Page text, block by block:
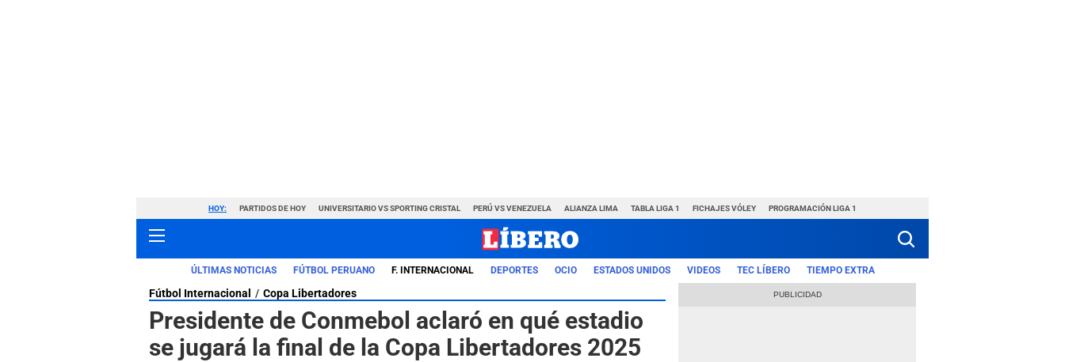
HOY: PARTIDOS DE HOY UNIVERSITARIO VS SPORTING CRISTAL PERÚ VS VENEZUELA ALIANZA LIMA TABLA LIGA 1 FICHAJES VÓLEY PROGRAMACIÓN LIGA 1
ÚLTIMAS NOTICIAS FÚTBOL PERUANO F. INTERNACIONAL DEPORTES OCIO ESTADOS UNIDOS VIDEOS TEC LÍBERO TIEMPO EXTRA
Fútbol Internacional Copa Libertadores
Presidente de Conmebol aclaró en qué estadio
se jugará la final de la Copa Libertadores 2025